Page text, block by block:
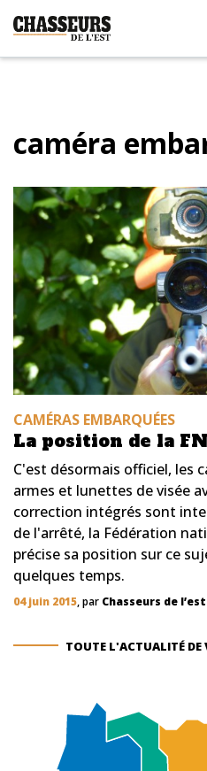
caméra
CAMÉRAS EMBARQUÉES
La position de la
C'est désormais officiel, les
armes et lunettes de visée
correction intégrés sont
de l'arrêté, la Fédération
précise sa position sur ce
quelques temps.
04 juin 2015, par Chasseurs de l’est
TOUTE L'ACTUALITÉ DE